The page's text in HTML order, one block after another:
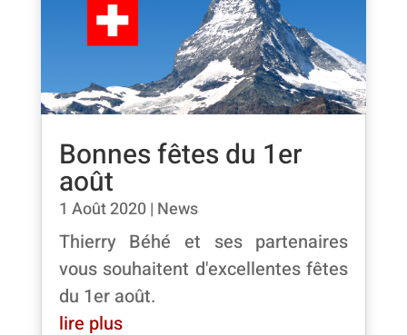
Bonnes fêtes du 1er
août
1 Août 2020| News
Thierry Béhé et ses partenaires
vous souhaitent d'excellentes fêtes
du 1er août.
lire plus